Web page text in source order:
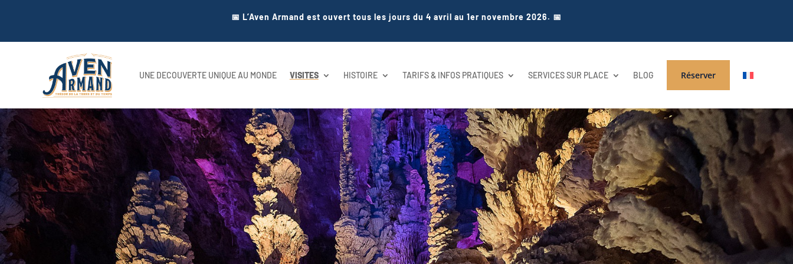
📅 L’Aven Armand est ouvert tous les jours du 4 avril au 1er novembre 2026. 📅
UNE DECOUVERTE UNIQUE AU MONDE VISITES HISTOIRE TARIFS & INFOS PRATIQUES SERVICES SUR PLACE BLOG Réserver